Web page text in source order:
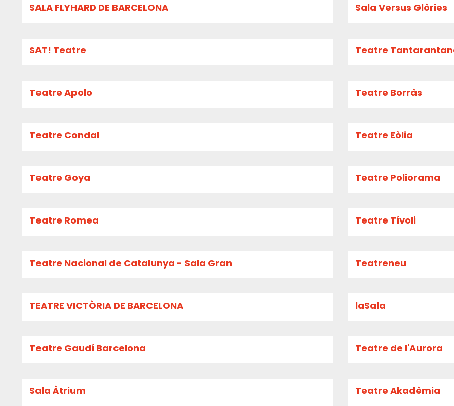
SALA FLYHARD DE BARCELONA Sala Versus Glòries
SAT! Teatre Teatre
Teatre Apolo Teatre Borràs
Teatre Condal Teatre Eòlia
Teatre Goya Teatre Poliorama
Teatre Romea Teatre Tívoli
Teatre Nacional de Catalunya - Sala Gran Teatreneu
TEATRE VICTÒRIA DE BARCELONA laSala
Teatre Gaudí Barcelona Teatre de l'Aurora
Sala Àtrium Teatre Akadèmia